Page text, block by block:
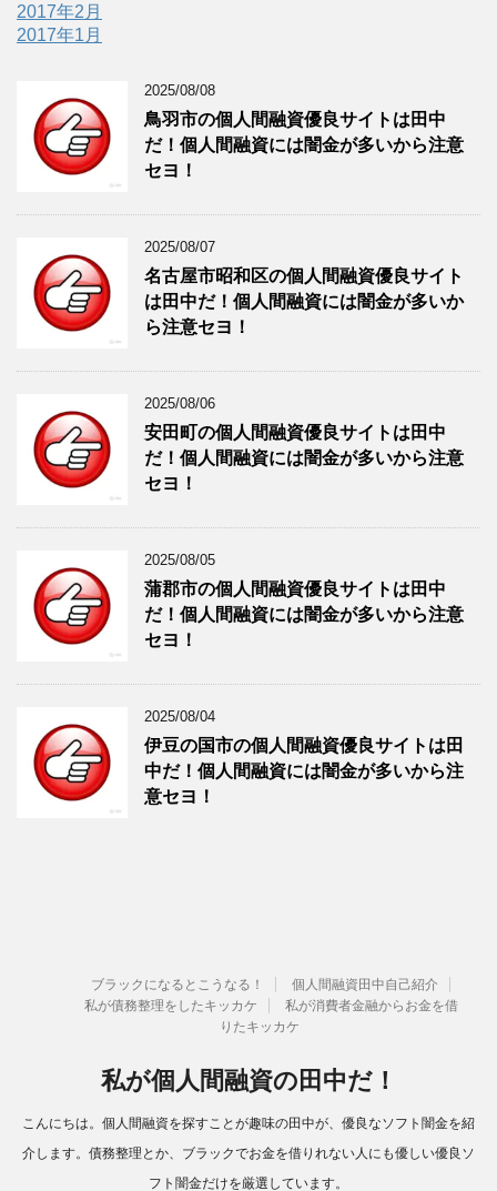
2017年2月
2017年1月
2025/08/08
鳥羽市の個人間融資優良サイトは田中
だ！個人間融資には闇金が多いから注意
セヨ！
2025/08/07
名古屋市昭和区の個人間融資優良サイト
は田中だ！個人間融資には闇金が多いか
ら注意セヨ！
2025/08/06
安田町の個人間融資優良サイトは田中
だ！個人間融資には闇金が多いから注意
セヨ！
2025/08/05
蒲郡市の個人間融資優良サイトは田中
だ！個人間融資には闇金が多いから注意
セヨ！
2025/08/04
伊豆の国市の個人間融資優良サイトは田
中だ！個人間融資には闇金が多いから注
意セヨ！
ブラックになるとこうなる！
個人間融資田中自己紹介
私が債務整理をしたキッカケ
私が消費者金融からお金を借
りたキッカケ
私が個人間融資の田中だ！
こんにちは。個人間融資を探すことが趣味の田中が、優良なソフト闇金を紹
介します。債務整理とか、ブラックでお金を借りれない人にも優しい優良ソ
フト闇金だけを厳選しています。